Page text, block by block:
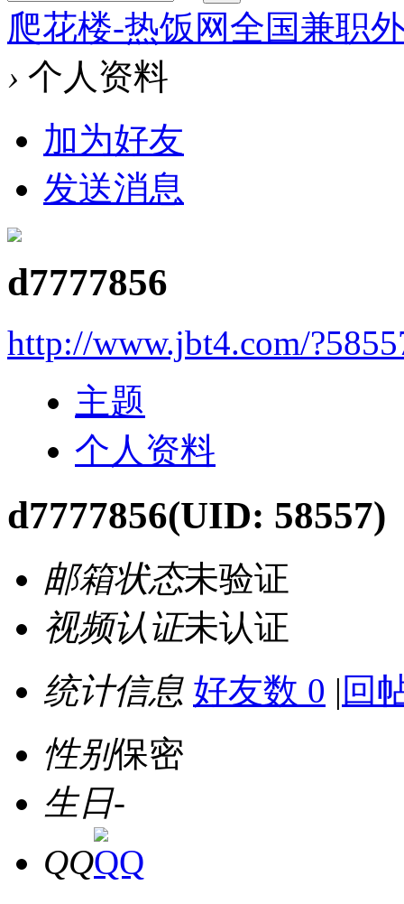
爬花楼-热饭网全国兼职
› 个人资料
加为好友
发送消息
d7777856
http://www.jbt4.com/
主题
个人资料
d7777856(UID: 58557)
邮箱状态未验证
视频认证未认证
统计信息 好友数 0 | 回
性别保密
生日-
QQ